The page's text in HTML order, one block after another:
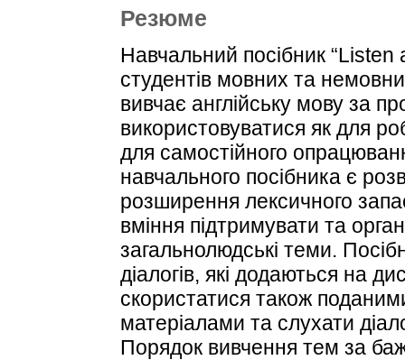
Резюме
Навчальний посібник
студентів мовних та
вивчає англійську мову за
використовуватися як для
для самостійного
навчального посібника є
розширення лексичного
вміння підтримувати та
загальнолюдські теми.
діалогів, які додаються на
скористатися також
матеріалами та слухати
Порядок вивчення тем за